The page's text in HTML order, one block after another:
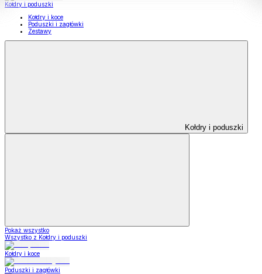
Kołdry i poduszki
Kołdry i koce
Poduszki i zagłówki
Zestawy
Kołdry i poduszki
Pokaż wszystko
Wszystko z Kołdry i poduszki
Kołdry i koce
Poduszki i zagłówki